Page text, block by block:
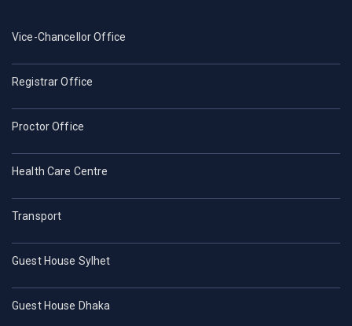
Vice-Chancellor Office
Registrar Office
Proctor Office
Health Care Centre
Transport
Guest House Sylhet
Guest House Dhaka